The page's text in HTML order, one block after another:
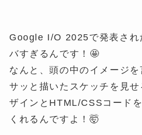
Google I/O 2025で発表され
バすぎるんです！🤩
なんと、頭の中のイメージを
サッと描いたスケッチを見
ザインとHTML/CSSコード
くれるんですよ！🤯